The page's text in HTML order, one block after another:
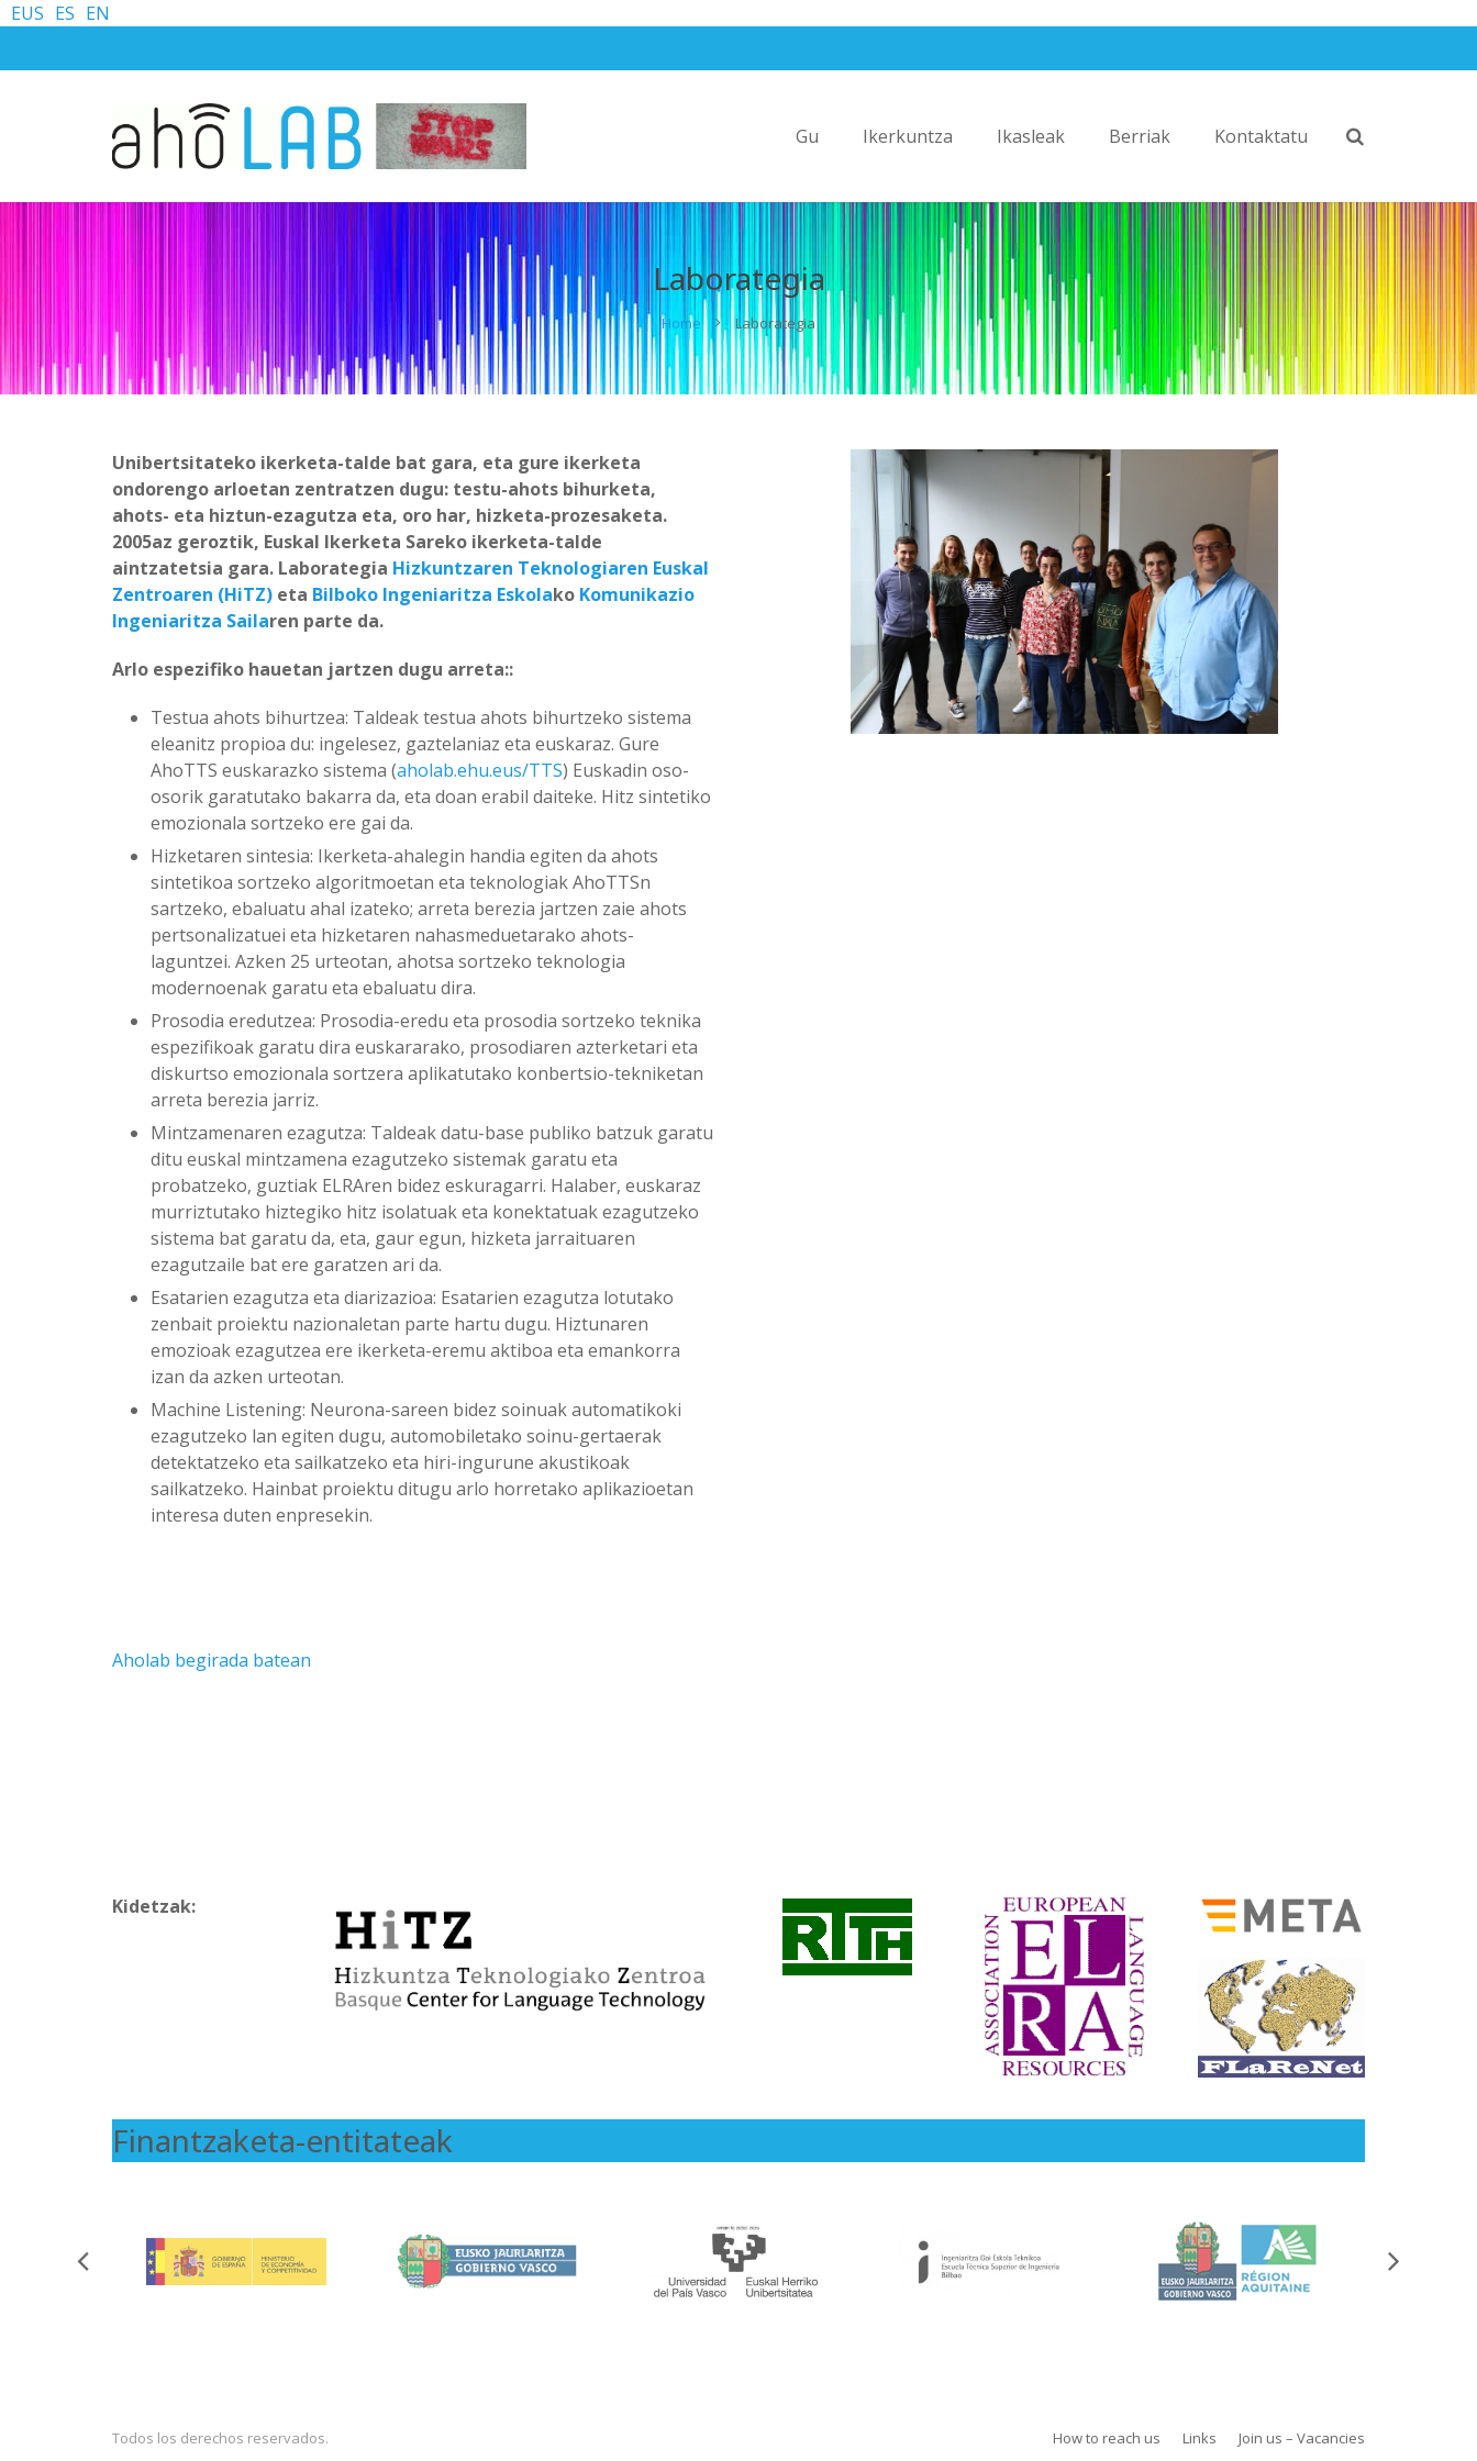
EUS ES EN
Gu Ikerkuntza Ikasleak Berriak Kontaktatu
Laborategia
Home Laborategia
Unibertsitateko ikerketa-talde bat gara, eta gure ikerketa
ondorengo arloetan zentratzen dugu: testu-ahots bihurketa,
ahots- eta hiztun-ezagutza eta, oro har, hizketa-prozesaketa.
2005az geroztik, Euskal Ikerketa Sareko ikerketa-talde
aintzatetsia gara. Laborategia Hizkuntzaren Teknologiaren Euskal
Zentroaren (HiTZ) eta Bilboko Ingeniaritza Eskolako Komunikazio
Ingeniaritza Sailaren parte da.
Arlo espezifiko hauetan jartzen dugu arreta::
Testua ahots bihurtzea: Taldeak testua ahots bihurtzeko sistema
eleanitz propioa du: ingelesez, gaztelaniaz eta euskaraz. Gure
AhoTTS euskarazko sistema (aholab.ehu.eus/TTS) Euskadin oso-
osorik garatutako bakarra da, eta doan erabil daiteke. Hitz sintetiko
emozionala sortzeko ere gai da.
Hizketaren sintesia: Ikerketa-ahalegin handia egiten da ahots
sintetikoa sortzeko algoritmoetan eta teknologiak AhoTTSn
sartzeko, ebaluatu ahal izateko; arreta berezia jartzen zaie ahots
pertsonalizatuei eta hizketaren nahasmeduetarako ahots-
laguntzei. Azken 25 urteotan, ahotsa sortzeko teknologia
modernoenak garatu eta ebaluatu dira.
Prosodia eredutzea: Prosodia-eredu eta prosodia sortzeko teknika
espezifikoak garatu dira euskararako, prosodiaren azterketari eta
diskurtso emozionala sortzera aplikatutako konbertsio-tekniketan
arreta berezia jarriz.
Mintzamenaren ezagutza: Taldeak datu-base publiko batzuk garatu
ditu euskal mintzamena ezagutzeko sistemak garatu eta
probatzeko, guztiak ELRAren bidez eskuragarri. Halaber, euskaraz
murriztutako hiztegiko hitz isolatuak eta konektatuak ezagutzeko
sistema bat garatu da, eta, gaur egun, hizketa jarraituaren
ezagutzaile bat ere garatzen ari da.
Esatarien ezagutza eta diarizazioa: Esatarien ezagutza lotutako
zenbait proiektu nazionaletan parte hartu dugu. Hiztunaren
emozioak ezagutzea ere ikerketa-eremu aktiboa eta emankorra
izan da azken urteotan.
Machine Listening: Neurona-sareen bidez soinuak automatikoki
ezagutzeko lan egiten dugu, automobiletako soinu-gertaerak
detektatzeko eta sailkatzeko eta hiri-ingurune akustikoak
sailkatzeko. Hainbat proiektu ditugu arlo horretako aplikazioetan
interesa duten enpresekin.
Aholab begirada batean
Kidetzak:
Finantzaketa-entitateak
How to reach us Links Join us – Vacancies
Todos los derechos reservados.